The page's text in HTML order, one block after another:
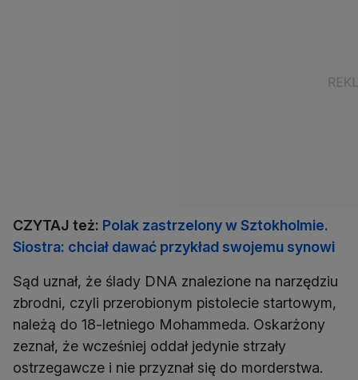
CZYTAJ też: Polak zastrzelony w Sztokholmie.
Siostra: chciał dawać przykład swojemu synowi
Sąd uznał, że ślady DNA znalezione na narzędziu
zbrodni, czyli przerobionym pistolecie startowym,
należą do 18-letniego Mohammeda. Oskarżony
zeznał, że wcześniej oddał jedynie strzały
ostrzegawcze i nie przyznał się do morderstwa.